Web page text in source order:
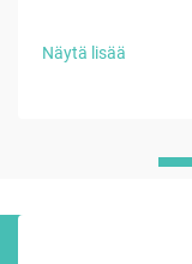
Näytä lisää